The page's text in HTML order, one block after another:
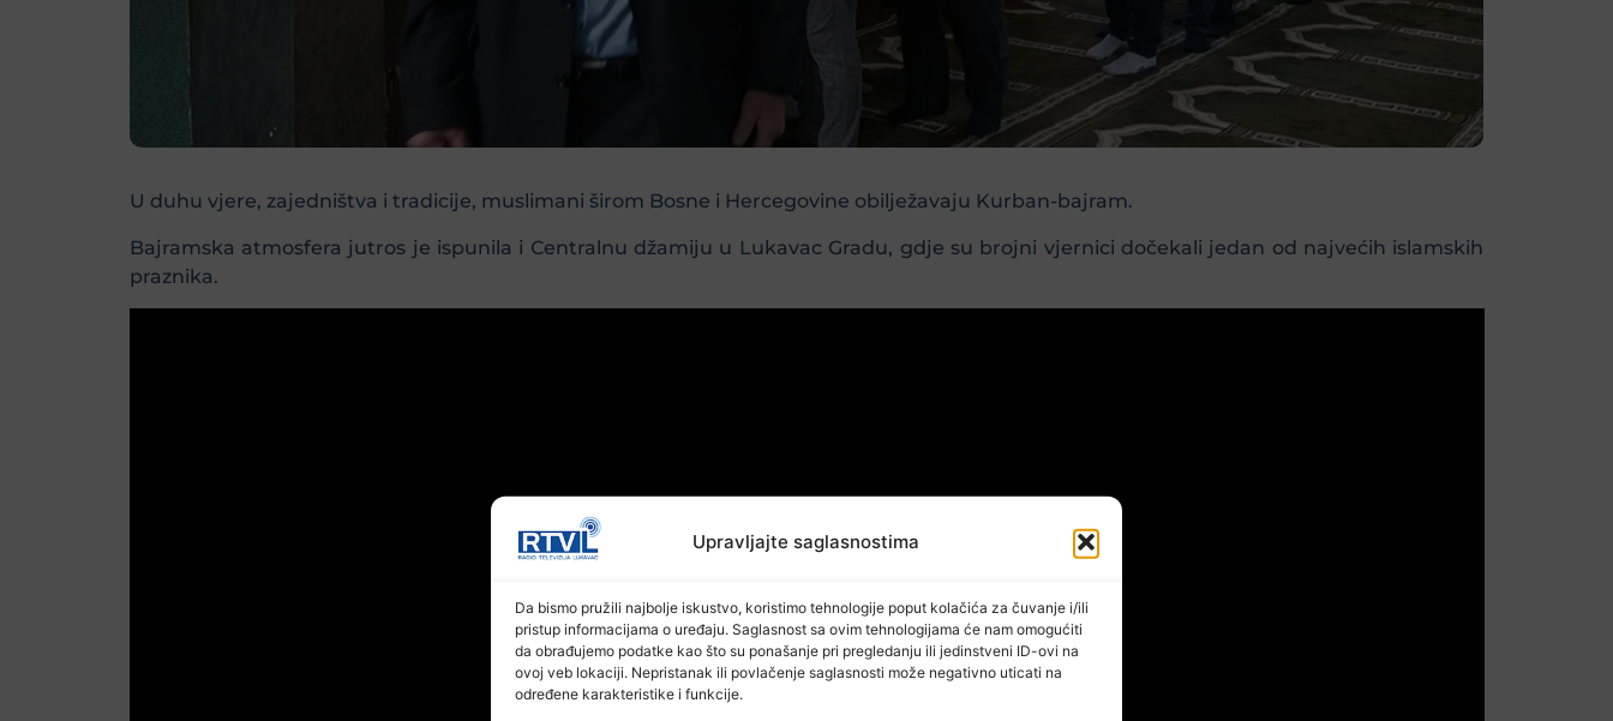
Upravljajte saglasnostima
Da bismo pružili najbolje iskustvo, koristimo tehnologije poput kolačića za čuvanje i/ili
pristup informacijama o uređaju. Saglasnost sa ovim tehnologijama će nam omogućiti
da obrađujemo podatke kao što su ponašanje pri pregledanju ili jedinstveni ID-ovi na
ovoj veb lokaciji. Nepristanak ili povlačenje saglasnosti može negativno uticati na
određene karakteristike i funkcije.
U duhu vjere, zajedništva i tradicije, muslimani širom Bosne i Hercegovine obilježavaju Kurban-bajram.
Bajramska atmosfera jutros je ispunila i Centralnu džamiju u Lukavac Gradu, gdje su brojni vjernici dočekali jedan od najvećih islamskih
praznika.